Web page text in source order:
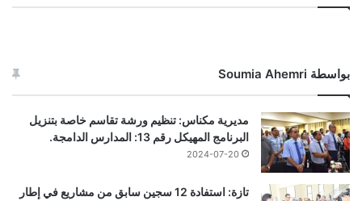
بواسطة Soumia Ahemri
مديرية مكناس: تنظيم ورشة تقاسم خاصة بتنزيل
البرنامج المهيكل رقم 13: المدارس الدامجة.
2024-07-20
تازة: استفادة 12 سجين سابق من مشاريع في إطار